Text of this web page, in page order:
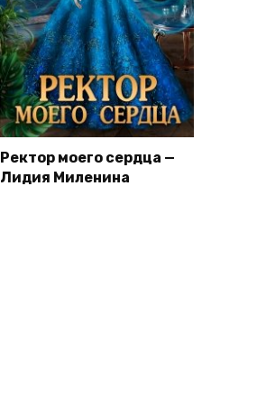
Ректор моего сердца —
Лидия Миленина